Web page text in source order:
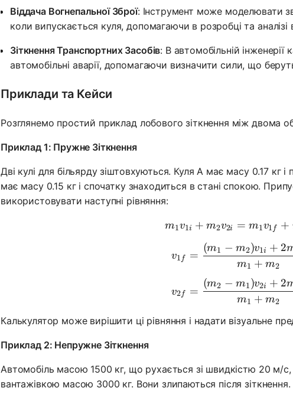
Віддача Вогнепальної Зброї: Інструмент може моделювати
коли випускається куля, допомагаючи в розробці та аналізі
Зіткнення Транспортних Засобів: В автомобільній інженерії
автомобільні аварії, допомагаючи визначити сили, що
Приклади та Кейси
Розглянемо простий приклад лобового зіткнення між двома
Приклад 1: Пружне Зіткнення
Дві кулі для більярду зіштовхуються. Куля A має масу 0.17 кг
має масу 0.15 кг і спочатку знаходиться в стані спокою.
використовувати наступні рівняння:
m1v1i + m2v2i = m1v1 f +
v_{1f} =
v1 f =
m1 + m2
(m1 − m2)v1i + 2
v_{2f} =
v2f =
m1 + m2
(m2 − m1)v2i + 2
Калькулятор може вирішити ці рівняння і надати візуальне
Приклад 2: Непружне Зіткнення
Автомобіль масою 1500 кг, що рухається зі швидкістю 20 м/с,
вантажівкою масою 3000 кг. Вони злипаються після